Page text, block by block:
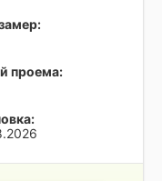
проема: